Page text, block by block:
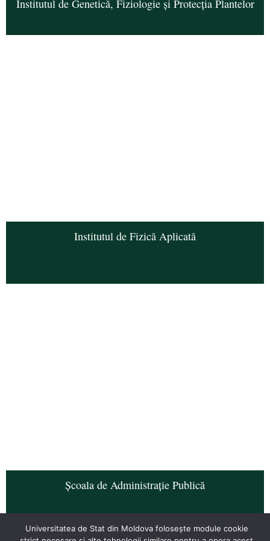
Institutul de Genetică, Fiziologie și Protecția Plantelor
Institutul de Fizică Aplicată
Școala de Administrație Publică
Universitatea de Stat din Moldova folosește module cookie